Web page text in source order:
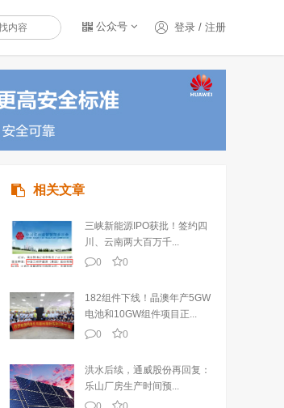
登录 / 注册
公众号
相关文章
三峡新能源IPO获批！签约四
川、云南两大百万千...
0
0
182组件下线！晶澳年产5GW
电池和10GW组件项目正...
0
0
洪水后续，通威股份再回复：
乐山厂房生产时间预...